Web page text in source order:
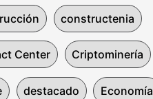
constructenia
Center Criptominería
destacado Economía